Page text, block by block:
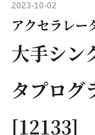
2023-10-02
アクセラレー
大手シン
タプログ
[12133]